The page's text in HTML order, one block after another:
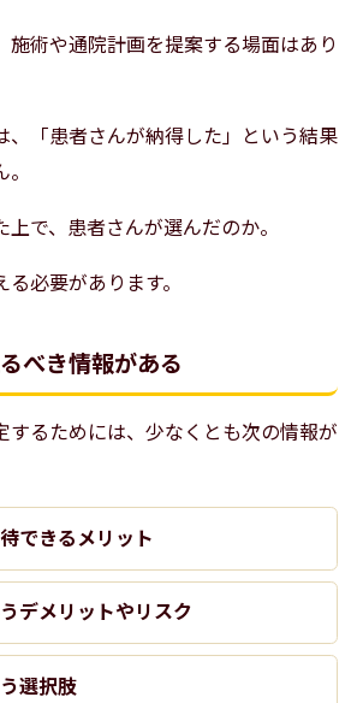
施術や通院計画を提案する場面はあり
、「患者さんが納得した」という結果
上で、患者さんが選んだのか。
必要があります。
べき情報がある
するためには、少なくとも次の情報が
できるメリット
デメリットやリスク
選択肢